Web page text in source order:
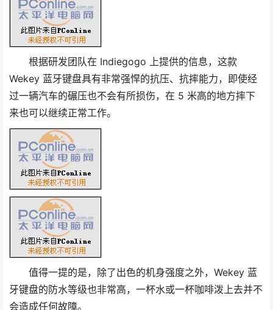
根据研发团队在 Indiegogo 上提供的信息，这款
Wekey 蓝牙键盘具有非常强悍的抗压、抗摔能力，即使经
过一辆汽车的碾压也不会有所损伤，在 5 米高的地方摔下
来也可以继续正常工作。
值得一提的是，除了出色的机身强度之外，Wekey 蓝
牙键盘的防水等级也非常高，一杯水或一杯咖啡泼上去并不
会造成任何故障。